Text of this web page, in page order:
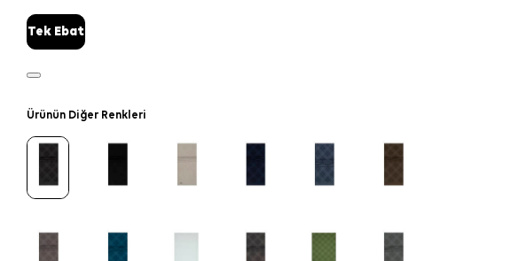
Tek Ebat
Ürünün Diğer Renkleri